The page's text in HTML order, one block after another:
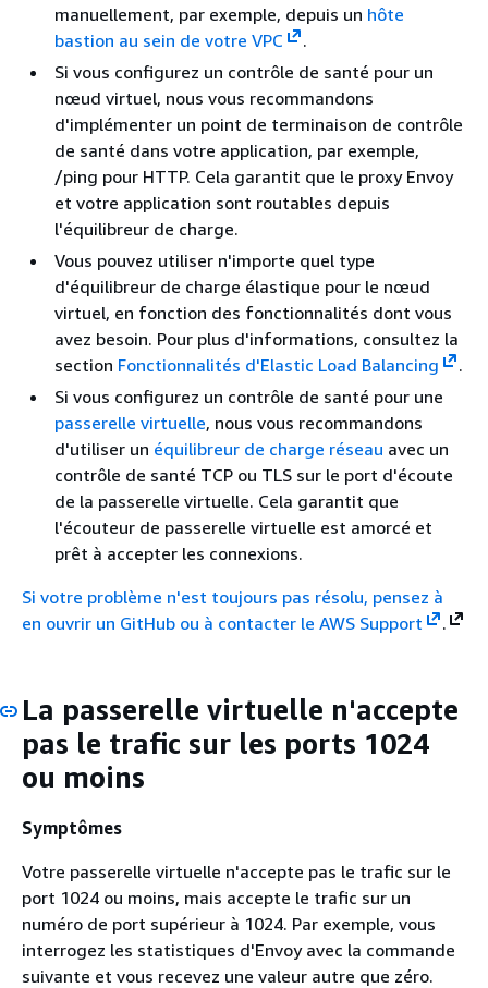
manuellement, par exemple, depuis un hôte
bastion au sein de votre VPC
.
Si vous configurez un contrôle de santé pour un
nœud virtuel, nous vous recommandons
d'implémenter un point de terminaison de contrôle
de santé dans votre application, par exemple,
/ping pour HTTP. Cela garantit que le proxy Envoy
et votre application sont routables depuis
l'équilibreur de charge.
Vous pouvez utiliser n'importe quel type
d'équilibreur de charge élastique pour le nœud
virtuel, en fonction des fonctionnalités dont vous
avez besoin. Pour plus d'informations, consultez la
section Fonctionnalités d'Elastic Load Balancing
.
Si vous configurez un contrôle de santé pour une
passerelle virtuelle, nous vous recommandons
d'utiliser un équilibreur de charge réseau avec un
contrôle de santé TCP ou TLS sur le port d'écoute
de la passerelle virtuelle. Cela garantit que
l'écouteur de passerelle virtuelle est amorcé et
prêt à accepter les connexions.
Si votre problème n'est toujours pas résolu, pensez à
en ouvrir un GitHub ou à contacter le AWS Support .
La passerelle virtuelle n'accepte
pas le trafic sur les ports 1024
ou moins
Symptômes
Votre passerelle virtuelle n'accepte pas le trafic sur le
port 1024 ou moins, mais accepte le trafic sur un
numéro de port supérieur à 1024. Par exemple, vous
interrogez les statistiques d'Envoy avec la commande
suivante et vous recevez une valeur autre que zéro.